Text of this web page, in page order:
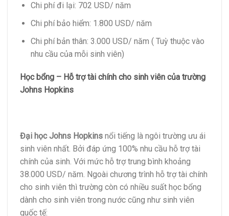
Chi phí đi lại: 702 USD/ năm
Chi phí bảo hiểm: 1.800 USD/ năm
Chi phí bản thân: 3.000 USD/ năm ( Tuỳ thuộc vào
nhu cầu của mỗi sinh viên)
Học bổng – Hỗ trợ tài chính cho sinh viên của trường
Johns Hopkins
Đại học Johns Hopkins nổi tiếng là ngôi trường ưu ái
sinh viên nhất. Bởi đáp ứng 100% nhu cầu hỗ trợ tài
chính của sinh. Với mức hỗ trợ trung bình khoảng
38.000 USD/ năm. Ngoài chương trình hỗ trợ tài chính
cho sinh viên thì trường còn có nhiều suất học bổng
dành cho sinh viên trong nước cũng như sinh viên
quốc tế: